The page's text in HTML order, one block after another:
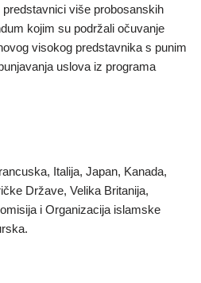
više probosanskih
kojim su podržali očuvanje
visokog predstavnika s punim
uslova iz programa
Italija, Japan, Kanada,
Države, Velika Britanija,
i Organizacija islamske